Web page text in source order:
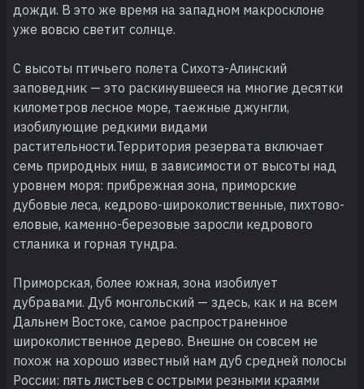
дожди. В это же время на западном макросклоне
уже вовсю светит солнце.
С высоты птичьего полета Сихотэ-Алинский
заповедник — это раскинувшееся на многие десятки
километров лесное море, таежные джунгли,
изобилующие редкими видами
растительности.Территория резервата включает
семь природных ниш, в зависимости от высоты над
уровнем моря: прибрежная зона, приморские
дубовые леса, кедрово-широколиственные, пихтово-
еловые, каменно-березовые заросли кедрового
стланика и горная тундра.
Приморская, более южная, зона изобилует
дубравами. Дуб монгольский — здесь, как и на всем
Дальнем Востоке, самое распространенное
широколиственное дерево. Внешне он совсем не
похож на хорошо известный нам дуб средней полосы
России: пять листьев с острыми резными краями